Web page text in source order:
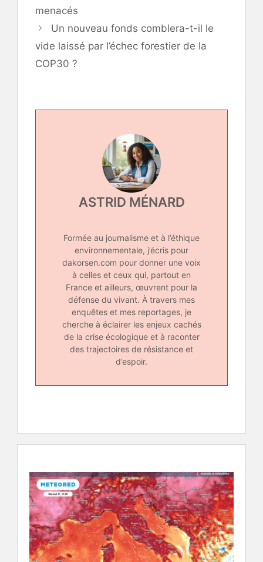
menacés
Un nouveau fonds comblera-t-il le
vide laissé par l’échec forestier de la
COP30 ?
ASTRID MÉNARD
Formée au journalisme et à l’éthique
environnementale, j’écris pour
dakorsen.com pour donner une voix
à celles et ceux qui, partout en
France et ailleurs, œuvrent pour la
défense du vivant. À travers mes
enquêtes et mes reportages, je
cherche à éclairer les enjeux cachés
de la crise écologique et à raconter
des trajectoires de résistance et
d’espoir.